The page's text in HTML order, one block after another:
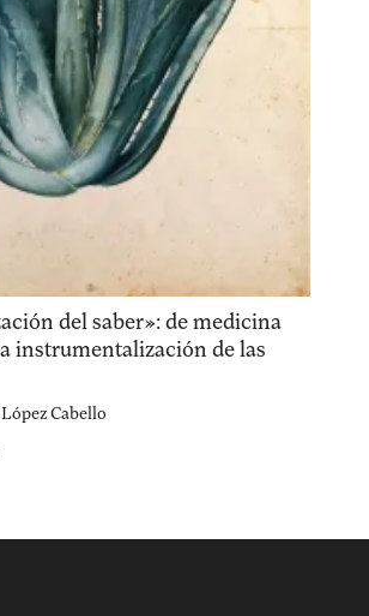
del saber»: de medicina
instrumentalización de las
Cabello
instagram
pinterest
equipo política de envíos